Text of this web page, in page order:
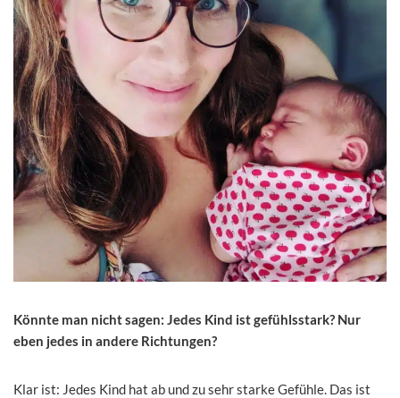
Könnte man nicht sagen: Jedes Kind ist gefühlsstark? Nur
eben jedes in andere Richtungen?
Klar ist: Jedes Kind hat ab und zu sehr starke Gefühle. Das ist